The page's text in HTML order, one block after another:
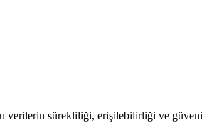
verilerin sürekliliği, erişilebilirliği ve